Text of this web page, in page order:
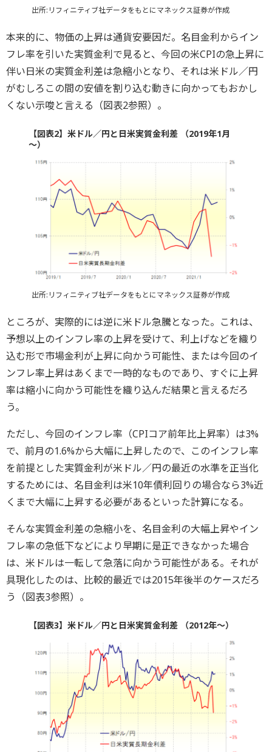
出所:リフィニティブ社データをもとにマネックス証券が作成
本来的に、物価の上昇は通貨安要因だ。名目金利からイン
フレ率を引いた実質金利で見ると、今回の米CPIの急上昇に
伴い日米の実質金利差は急縮小となり、それは米ドル／円
がむしろこの間の安値を割り込む動きに向かってもおかし
くない示唆と言える（図表2参照）。
【図表2】米ドル／円と日米実質金利差 （2019年1月
～）
出所:リフィニティブ社データをもとにマネックス証券が作成
ところが、実際的には逆に米ドル急騰となった。これは、
予想以上のインフレ率の上昇を受けて、利上げなどを織り
込む形で市場金利が上昇に向かう可能性、または今回のイ
ンフレ率上昇はあくまで一時的なものであり、すぐに上昇
率は縮小に向かう可能性を織り込んだ結果と言えるだろ
う。
ただし、今回のインフレ率（CPIコア前年比上昇率）は3%
で、前月の1.6%から大幅に上昇したので、このインフレ率
を前提とした実質金利が米ドル／円の最近の水準を正当化
するためには、名目金利は米10年債利回りの場合なら3%近
くまで大幅に上昇する必要があるといった計算になる。
そんな実質金利差の急縮小を、名目金利の大幅上昇やイン
フレ率の急低下などにより早期に是正できなかった場合
は、米ドルは一転して急落に向かう可能性がある。それが
具現化したのは、比較的最近では2015年後半のケースだろ
う（図表3参照）。
【図表3】米ドル／円と日米実質金利差 （2012年～）